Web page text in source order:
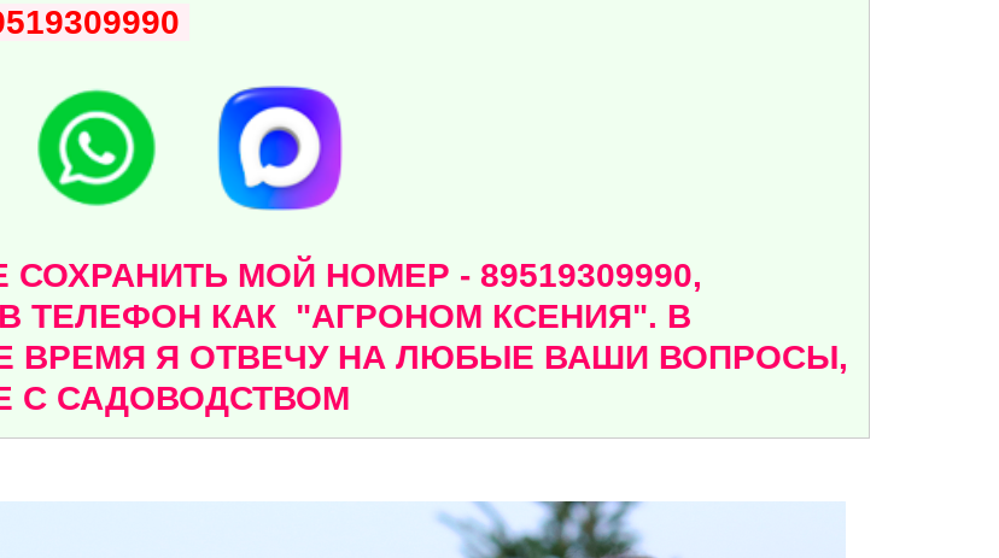
МОЙ НОМЕР - 89519309990,
ТЕЛЕФОН КАК "АГРОНОМ КСЕНИЯ". В
ВРЕМЯ Я ОТВЕЧУ НА ЛЮБЫЕ ВАШИ ВОПРОСЫ,
С САДОВОДСТВОМ